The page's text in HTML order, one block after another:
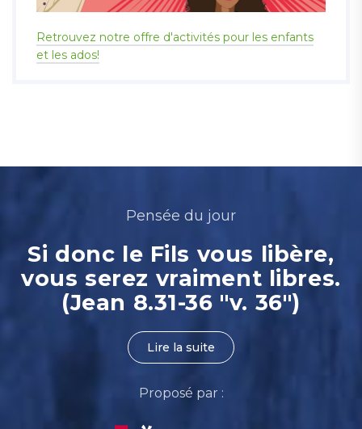
Retrouvez notre offre d'activités pour les enfants
et les ados!
Pensée du jour
Si donc le Fils vous libère,
vous serez vraiment libres.
(Jean 8.31-36 "v. 36")
Lire la suite
Proposé par :